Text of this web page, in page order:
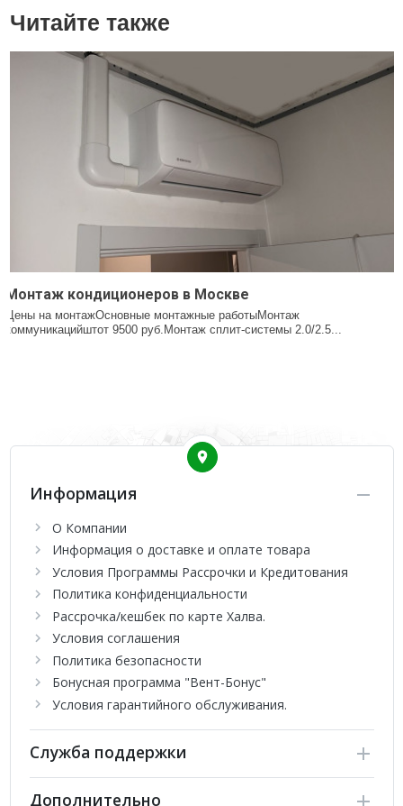
Читайте также
Монтаж кондиционеров в Москве
Цены на монтажОсновные монтажные работыМонтаж
коммуникацийштот 9500 руб.Монтаж сплит-системы 2.0/2.5...
Информация
О Компании
Информация о доставке и оплате товара
Условия Программы Рассрочки и Кредитования
Политика конфиденциальности
Рассрочка/кешбек по карте Халва.
Условия соглашения
Политика безопасности
Бонусная программа "Вент-Бонус"
Условия гарантийного обслуживания.
Служба поддержки
Дополнительно